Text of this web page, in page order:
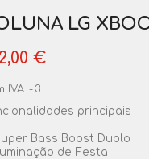
LG
€
IVA 3
principais
Bass Boost Duplo
de Festa